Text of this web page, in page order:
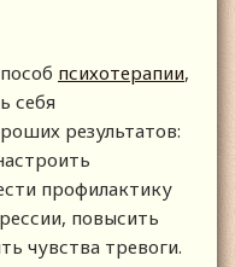
психотерапии,
себя
результатов:
профилактику
повысить
чувства тревоги.